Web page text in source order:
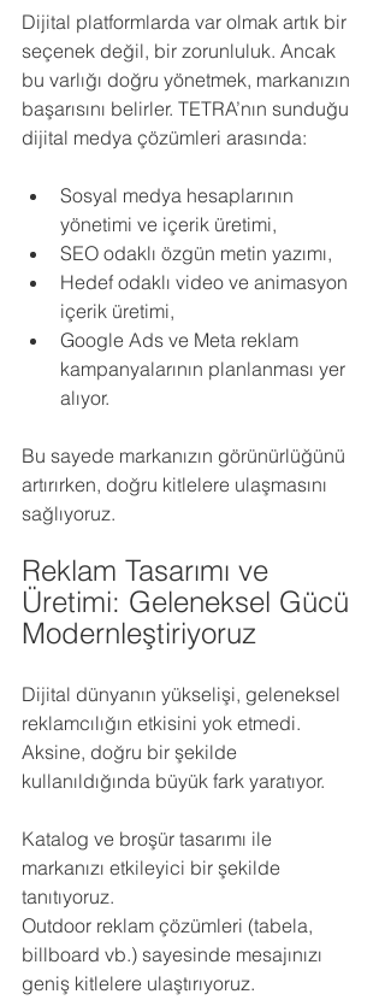
Dijital platformlarda var olmak artık bir
seçenek değil, bir zorunluluk. Ancak
bu varlığı doğru yönetmek, markanızın
başarısını belirler. TETRA’nın sunduğu
dijital medya çözümleri arasında:
Sosyal medya hesaplarının
yönetimi ve içerik üretimi,
SEO odaklı özgün metin yazımı,
Hedef odaklı video ve animasyon
içerik üretimi,
Google Ads ve Meta reklam
kampanyalarının planlanması yer
alıyor.
Bu sayede markanızın görünürlüğünü
artırırken, doğru kitlelere ulaşmasını
sağlıyoruz.
Reklam Tasarımı ve
Üretimi: Geleneksel Gücü
Modernleştiriyoruz
Dijital dünyanın yükselişi, geleneksel
reklamcılığın etkisini yok etmedi.
Aksine, doğru bir şekilde
kullanıldığında büyük fark yaratıyor.
Katalog ve broşür tasarımı ile
markanızı etkileyici bir şekilde
tanıtıyoruz.
Outdoor reklam çözümleri (tabela,
billboard vb.) sayesinde mesajınızı
geniş kitlelere ulaştırıyoruz.